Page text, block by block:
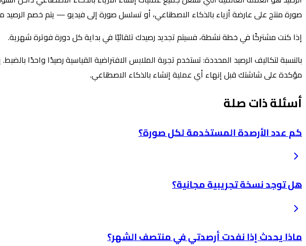
صورة منتج على عارضة أزياء بالذكاء الاصطناعي، أو تسلسل صورة إلى فيديو — يتم خصم
إذا كنت مشتركًا في خطة نشطة، فسيتم تجديد رصيدك تلقائيًا في بداية كل دورة فوترة شهرية.
مؤكدة على شاشتك قبل إنهاء أي عملية إنشاء بالذكاء الاصطناعي.
أسئلة ذات صلة
كم عدد الأرصدة المستخدمة لكل صورة؟
هل توجد نسخة تجريبية مجانية؟
ماذا يحدث إذا نفدت أرصدتي في منتصف الشهر؟